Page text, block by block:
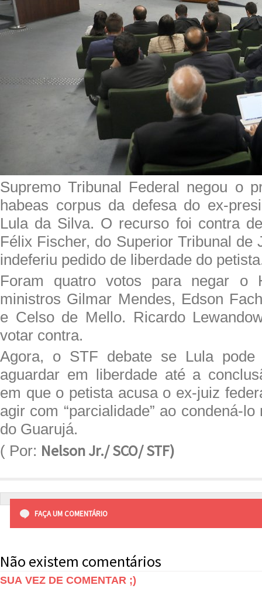
Supremo Tribunal Federal negou o
habeas corpus da defesa do ex-
Lula da Silva. O recurso foi contra
Félix Fischer, do Superior Tribunal de
indeferiu pedido de liberdade do
Foram quatro votos para negar o
ministros Gilmar Mendes, Edson
e Celso de Mello. Ricardo
votar contra.
Agora, o STF debate se Lula
aguardar em liberdade até a
em que o petista acusa o ex-juiz
agir com “parcialidade” ao condená-
do Guarujá.
( Por: Nelson Jr./ SCO/ STF)
FAÇA UM COMENTÁRIO
Não existem comentários
SUA VEZ DE COMENTAR ;)